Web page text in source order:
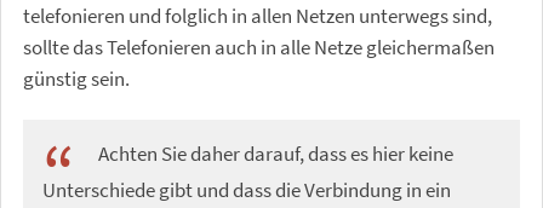
telefonieren und folglich in allen Netzen unterwegs sind,
sollte das Telefonieren auch in alle Netze gleichermaßen
günstig sein.
Achten Sie daher darauf, dass es hier keine
Unterschiede gibt und dass die Verbindung in ein